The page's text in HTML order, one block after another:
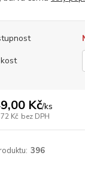
Kč/ks
Kč bez DPH
396